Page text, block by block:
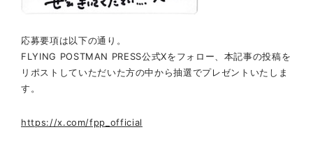
応募要項は以下の通り。
FLYING POSTMAN PRESS公式Xをフォロー、本記事の投稿を
リポストしていただいた方の中から抽選でプレゼントいたしま
す。
https://x.com/fpp_official